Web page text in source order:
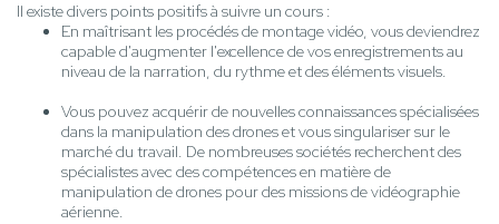
Il existe divers points positifs à suivre un cours :
En maîtrisant les procédés de montage vidéo, vous deviendrez
capable d'augmenter l'excellence de vos enregistrements au
niveau de la narration, du rythme et des éléments visuels.
Vous pouvez acquérir de nouvelles connaissances spécialisées
dans la manipulation des drones et vous singulariser sur le
marché du travail. De nombreuses sociétés recherchent des
spécialistes avec des compétences en matière de
manipulation de drones pour des missions de vidéographie
aérienne.